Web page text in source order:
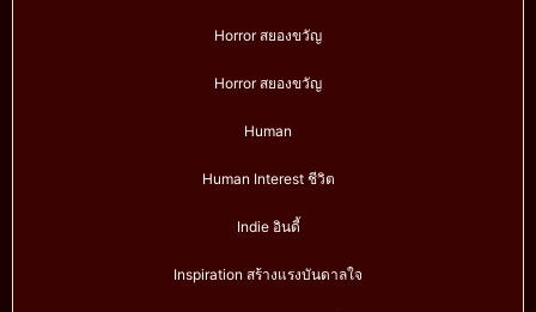
Horror สยองขวัญ
Horror สยองขวัญ
Human
Human Interest ชีวิต
Indie อินดี้
Inspiration สร้างแรงบันดาลใจ